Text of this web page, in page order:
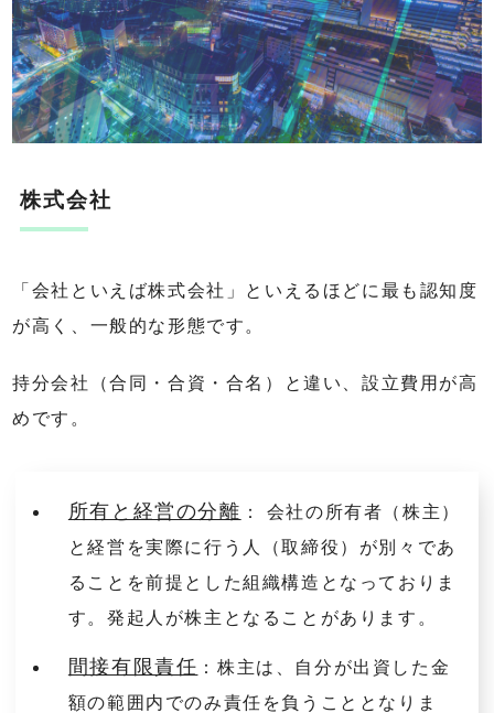
株式会社
「会社といえば株式会社」といえるほどに最も認知度
が高く、一般的な形態です。
持分会社（合同・合資・合名）と違い、設立費用が高
めです。
所有と経営の分離 ： 会社の所有者（株主）
と経営を実際に行う人（取締役）が別々であ
ることを前提とした組織構造となっておりま
す。発起人が株主となることがあります。
間接有限責任 ：株主は、自分が出資した金
額の範囲内でのみ責任を負うこととなりま